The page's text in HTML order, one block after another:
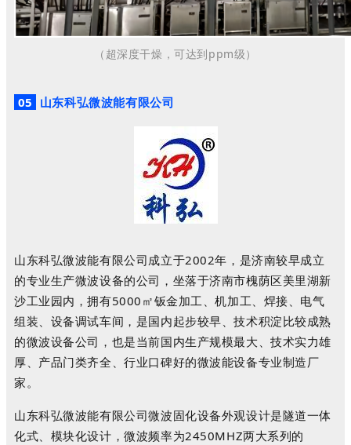
（超深度干燥，可达到ppm级）
05 山东科弘微波能有限公司
山东科弘微波能有限公司成立于2002年，是济南较早成立
的专业生产微波设备的公司，坐落于济南市槐荫区美里湖新
沙工业园内，拥有5000㎡钣金加工、机加工、焊接、电气
组装、设备调试车间，是国内起步较早、技术积淀比较成熟
的微波设备公司，也是当前国内生产规模最大、技术实力雄
厚、产品门类齐全、行业口碑好的微波能设备专业制造厂
家。
山东科弘微波能有限公司微波固化设备外观设计是隧道一体
化式、模块化设计，微波频率为2450MHZ两大系列的